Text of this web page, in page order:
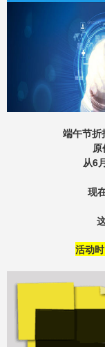
端午节折
从6
现
活动